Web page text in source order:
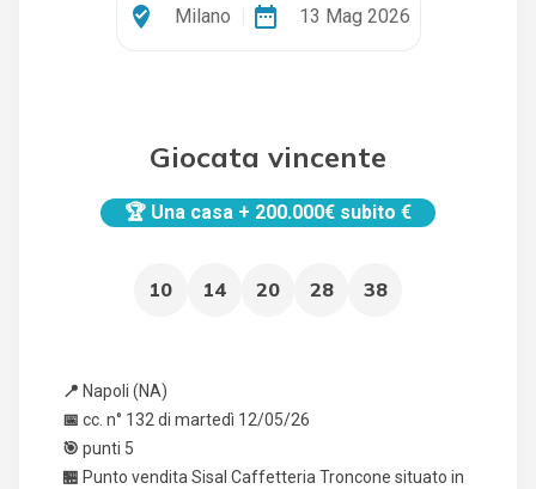
where_to_vote Milano date_range 13 Mag 2026
Giocata vincente
🏆 Una casa + 200.000€ subito €
📍 Napoli (NA)
📅 cc. n° 132 di martedì 12/05/26
🎯 punti 5
🏪 Punto vendita Sisal Caffetteria Troncone situato in
10 14 20 28 38